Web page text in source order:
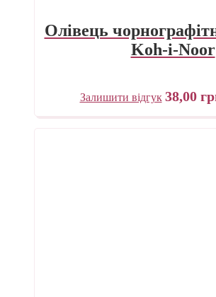
Олівець
Koh-i-Noor
Залишити відгук 38,00